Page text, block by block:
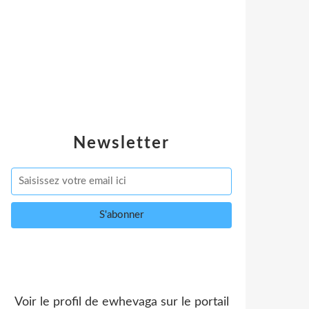
Newsletter
Voir le profil de ewhevaga sur le portail